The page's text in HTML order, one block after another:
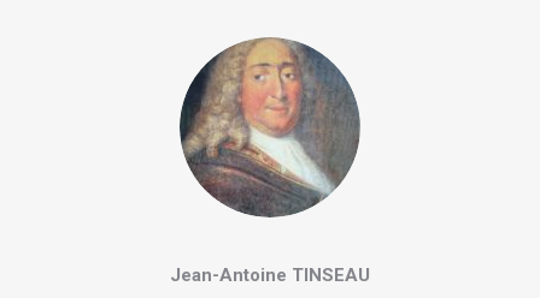
Jean-Antoine TINSEAU